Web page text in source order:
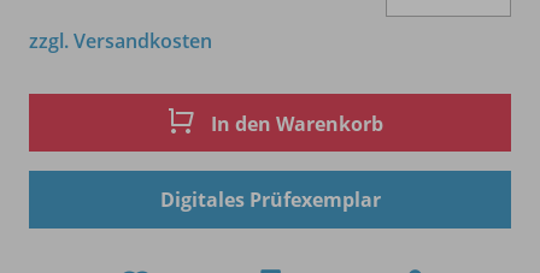
zzgl. Versandkosten
In den Warenkorb
Digitales Prüfexemplar